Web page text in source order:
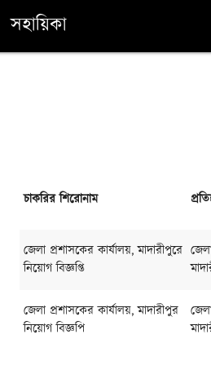
সহায়িকা
চাকরির শিরোনাম
জেলা প্রশাসকের কার্যালয়, মাদারীপুরে
নিয়োগ বিজ্ঞপ্তি
জেলা প্রশাসকের কার্যালয়, মাদারীপুর
নিয়োগ বিজ্ঞপি